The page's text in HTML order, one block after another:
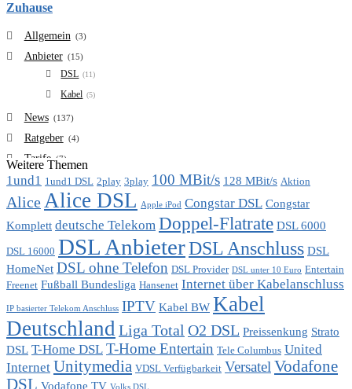
Zuhause
Allgemein (3)
Anbieter (15)
DSL (11)
Kabel (5)
News (137)
Ratgeber (4)
Tarife (7)
VDSL (6)
Vergleich (7)
Weitere Themen
1und1 1und1 DSL 2play 3play 100 MBit/s 128 MBit/s Aktion
AliceAlice DSL Apple iPod Congstar DSL Congstar
Komplett deutsche Telekom Doppel-Flatrate DSL 6000
DSL 16000 DSL AnbieterDSL Anschluss DSL
HomeNet DSL ohne Telefon DSL Provider DSL unter 10 Euro Entertain
Freenet Fußball Bundesliga Hansenet Internet über Kabelanschluss
IP basierter Telekom Anschluss IPTV Kabel BW Kabel
Deutschland Liga Total O2 DSL Preissenkung Strato
DSL T-Home DSL T-Home Entertain Tele Columbus United
Internet Unitymedia VDSL Verfügbarkeit Versatel Vodafone
DSL Vodafone TV Volks DSL